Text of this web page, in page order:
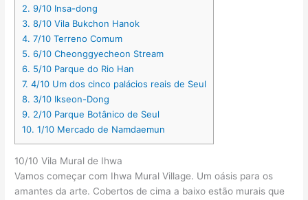
2. 9/10 Insa-dong
3. 8/10 Vila Bukchon Hanok
4. 7/10 Terreno Comum
5. 6/10 Cheonggyecheon Stream
6. 5/10 Parque do Rio Han
7. 4/10 Um dos cinco palácios reais de Seul
8. 3/10 Ikseon-Dong
9. 2/10 Parque Botânico de Seul
10. 1/10 Mercado de Namdaemun
10/10 Vila Mural de Ihwa
Vamos começar com Ihwa Mural Village. Um oásis para os
amantes da arte. Cobertos de cima a baixo estão murais que